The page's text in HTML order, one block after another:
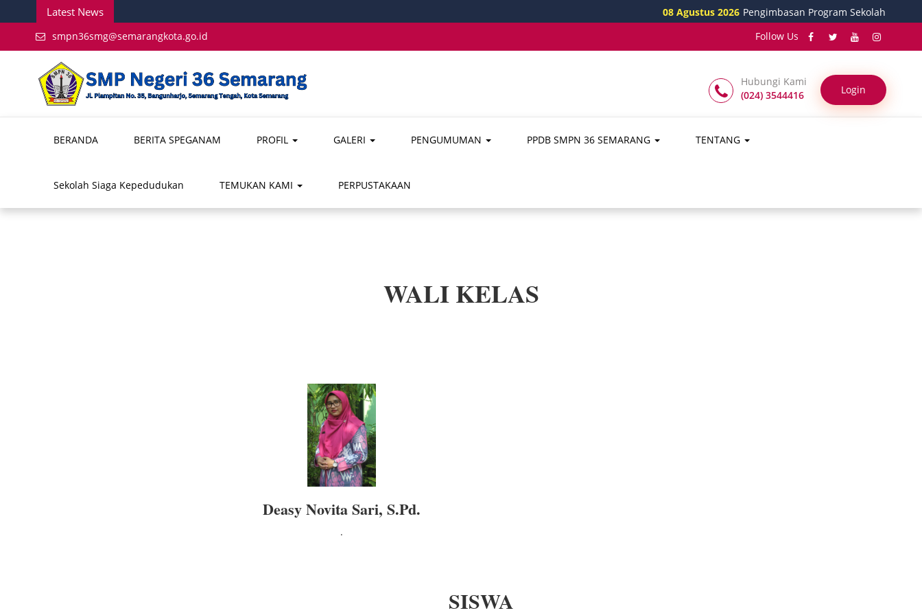
Latest News 08 Agustus 2026 Pengimbasan Program Sekolah Siaga
smpn36smg@semarangkota.go.id
Follow Us
Hubungi Kami
(024) 3544416
Login
BERANDA BERITA SPEGANAM PROFIL GALERI PENGUMUMAN PPDB SMPN 36 SEMARANG TENTANG
Sekolah Siaga Kepedudukan TEMUKAN KAMI PERPUSTAKAAN
WALI KELAS
Deasy Novita Sari, S.Pd.
.
SISWA